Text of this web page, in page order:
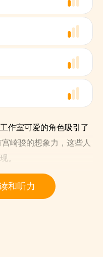
作室可爱的角色吸引了
崎骏的想象力，这些人
。
。
和听力